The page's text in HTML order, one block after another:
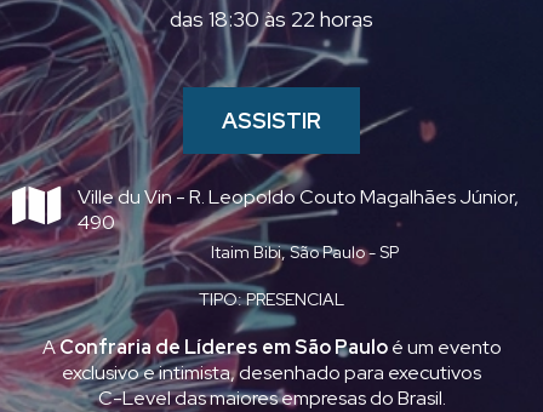
das 18:30 às 22 horas
ASSISTIR
Ville du Vin - R. Leopoldo Couto Magalhães Júnior,
490
Itaim Bibi, São Paulo - SP
TIPO: PRESENCIAL
AConfraria de Líderes em São Pauloé um evento
exclusivo e intimista, desenhado para executivos
C-Level das maiores empresas do Brasil.